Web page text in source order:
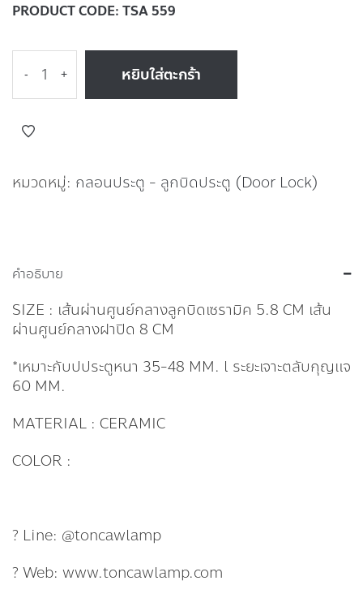
PRODUCT CODE: TSA 559
- + หยิบใส่ตะกร้า
หมวดหมู่: กลอนประตู - ลูกบิดประตู (Door Lock)
คำอธิบาย
SIZE : เส้นผ่านศูนย์กลางลูกบิดเซรามิค 5.8 CM เส้น
ผ่านศูนย์กลางฝาปิด 8 CM
*เหมาะกับปประตูหนา 35-48 MM. l ระยะเจาะตลับกุญแจ
60 MM.
MATERIAL : CERAMIC
COLOR :
? Line: @toncawlamp
? Web: www.toncawlamp.com